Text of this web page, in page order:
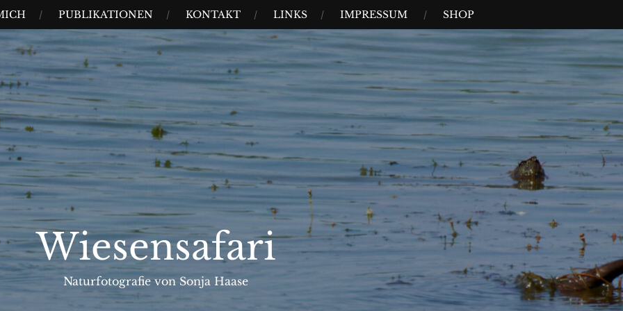
PUBLIKATIONEN KONTAKT LINKS IMPRESSUM SHOP
Wiesensafari
Naturfotografie von Sonja Haase